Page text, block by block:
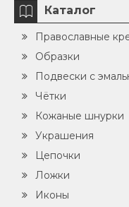
Каталог
Православные
Образки
Подвески с
Чётки
Кожаные шнурки
Украшения
Цепочки
Ложки
Иконы